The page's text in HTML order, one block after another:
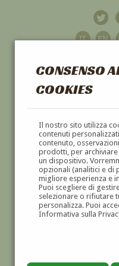
CONSENSO
COOKIES
Il nostro sito utilizza
contenuti
contenuto,
prodotti, per
un dispositivo.
opzionali (analitici e
migliore esperienza e
Puoi scegliere di
selezionare o rifiutare
personalizza. Puoi
Informativa sulla
DIPINTI E